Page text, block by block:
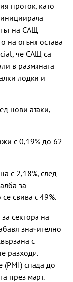
проток, като
инициирала
на САЩ
на огъня остава
че САЩ са
в размяната
лодки и
нови атаки,
с 0,19% до 62
с 2,18%, след
за
свива с 49%.
сектора на
значително
с
разходи.
(PMI) спада до
през март.